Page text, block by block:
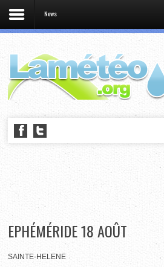
News
EPHÉMÉRIDE 18 AOÛT
SAINTE-HELENE